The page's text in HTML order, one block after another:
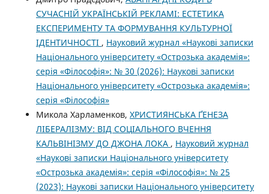
СУЧАСНІЙ УКРАЇНСЬКІЙ РЕКЛАМІ: ЕСТЕТИКА
ЕКСПЕРИМЕНТУ ТА ФОРМУВАННЯ КУЛЬТУРНОЇ
ІДЕНТИЧНОСТІ , Науковий журнал «Наукові записки
Національного університету «Острозька академія»:
серія «Філософія»: № 30 (2026): Наукові записки
Національного університету «Острозька академія»:
серія «Філософія»
Микола Харламенков, ХРИСТИЯНСЬКА ҐЕНЕЗА
ЛІБЕРАЛІЗМУ: ВІД СОЦІАЛЬНОГО ВЧЕННЯ
КАЛЬВІНІЗМУ ДО ДЖОНА ЛОКА , Науковий журнал
«Наукові записки Національного університету
«Острозька академія»: серія «Філософія»: № 25
(2023): Наукові записки Національного університету